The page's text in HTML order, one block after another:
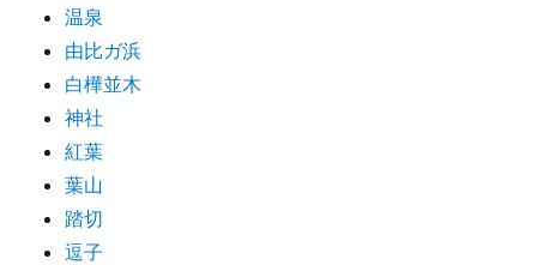
温泉
由比ガ浜
白樺並木
神社
紅葉
葉山
踏切
逗子